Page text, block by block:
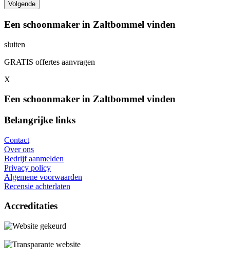
Een schoonmaker in Zaltbommel vinden
sluiten
GRATIS offertes aanvragen
X
Een schoonmaker in Zaltbommel vinden
Belangrijke links
Contact
Over ons
Bedrijf aanmelden
Privacy policy
Algemene voorwaarden
Recensie achterlaten
Accreditaties